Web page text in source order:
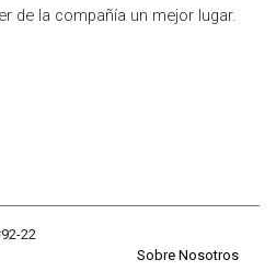
de la compañía un mejor lugar.
Calle 68#92-22
Sobre Nosotros